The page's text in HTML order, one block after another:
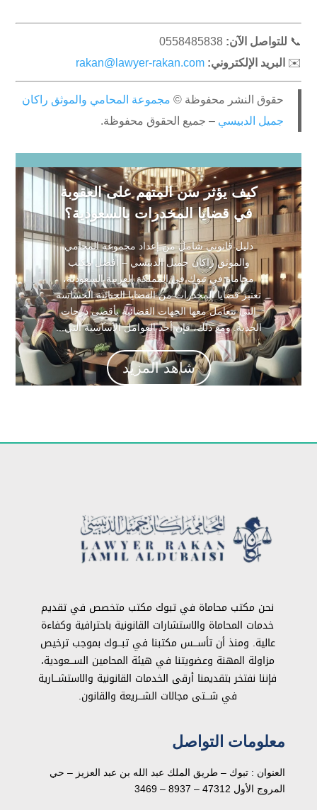
📞 للتواصل الآن: 0558485838
✉️ البريد الإلكتروني: rakan@lawyer-rakan.com
حقوق النشر محفوظة © مجموعة المحامي والموثق راكان
جميل الدبيسي – جميع الحقوق محفوظة.
كيف يؤثر سن المتهم على العقوبة
في قضايا المخدرات بالسعودية؟
دليل قانوني شامل من إعداد مجموعة المحامي
والموثق راكان جميل الدبيسي – أفضل مكتب
محاماة في تبوك في المملكة العربية السعودية،
تعتبر قضايا المخدرات من القضايا الجنائية الحساسة
التي تتعامل معها الجهات القضائية بأقصى درجات
الجدية. ومع ذلك، فإن أحد العوامل الأساسية التي...
شاهد المزيد
نحن مكتب محاماة في تبوك مكتب متخصص في تقديم
خدمات المحاماة والاستشارات القانونية باحترافية وكفاءة
عالية. ومنذ أن تأســـس مكتبنا في تبـــوك بموجب ترخيص
مزاولة المهنة وعضويتنا في هيئة المحامين الســـعودية،
فإننا نفتخر بتقديمنا أرقى الخدمات القانونية والاستشـــارية
في شـــتى مجالات الشـــريعة والقانون.
معلومات التواصل
العنوان : تبوك – طريق الملك عبد الله بن عبد العزيز – حي
المروج الأول 47312 – 8937 – 3469